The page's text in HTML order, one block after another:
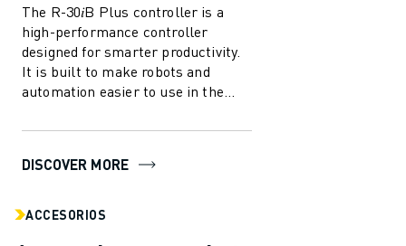
The R-30𝑖B Plus controller is a
high-performance controller
designed for smarter productivity.
It is built to make robots and
automation easier to use in the
several in...
DISCOVER MORE
ACCESORIOS